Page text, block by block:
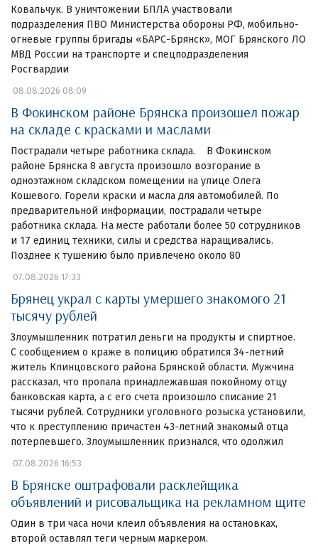
Ковальчук. В уничтожении БПЛА участвовали
подразделения ПВО Министерства обороны РФ, мобильно-
огневые группы бригады «БАРС-Брянск», МОГ Брянского ЛО
МВД России на транспорте и спецподразделения
Росгвардии
08.08.2026 08:09
В Фокинском районе Брянска произошел пожар
на складе с красками и маслами
Пострадали четыре работника склада. В Фокинском
районе Брянска 8 августа произошло возгорание в
одноэтажном складском помещении на улице Олега
Кошевого. Горели краски и масла для автомобилей. По
предварительной информации, пострадали четыре
работника склада. На месте работали более 50 сотрудников
и 17 единиц техники, силы и средства наращивались.
Позднее к тушению было привлечено около 80
07.08.2026 17:33
Брянец украл с карты умершего знакомого 21
тысячу рублей
Злоумышленник потратил деньги на продукты и спиртное.
С сообщением о краже в полицию обратился 34-летний
житель Клинцовского района Брянской области. Мужчина
рассказал, что пропала принадлежавшая покойному отцу
банковская карта, а с его счета произошло списание 21
тысячи рублей. Сотрудники уголовного розыска установили,
что к преступлению причастен 43-летний знакомый отца
потерпевшего. Злоумышленник признался, что одолжил
07.08.2026 16:53
В Брянске оштрафовали расклейщика
объявлений и рисовальщика на рекламном щите
Один в три часа ночи клеил объявления на остановках,
второй оставлял теги черным маркером.